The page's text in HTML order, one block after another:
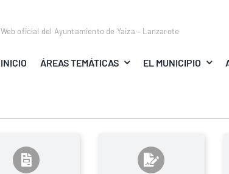
Web oficial del Ayuntamiento de Yaiza – Lanzarote
INICIO ÁREAS TEMÁTICAS EL MUNICIPIO